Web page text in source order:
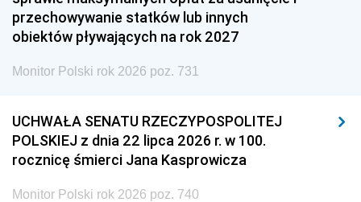
przechowywanie statków lub innych
obiektów pływających na rok 2027
Monitor Polski rok 2026 poz. 731
UCHWAŁA SENATU RZECZYPOSPOLITEJ
POLSKIEJ z dnia 22 lipca 2026 r. w 100.
rocznicę śmierci Jana Kasprowicza
Monitor Polski rok 2026 poz. 740